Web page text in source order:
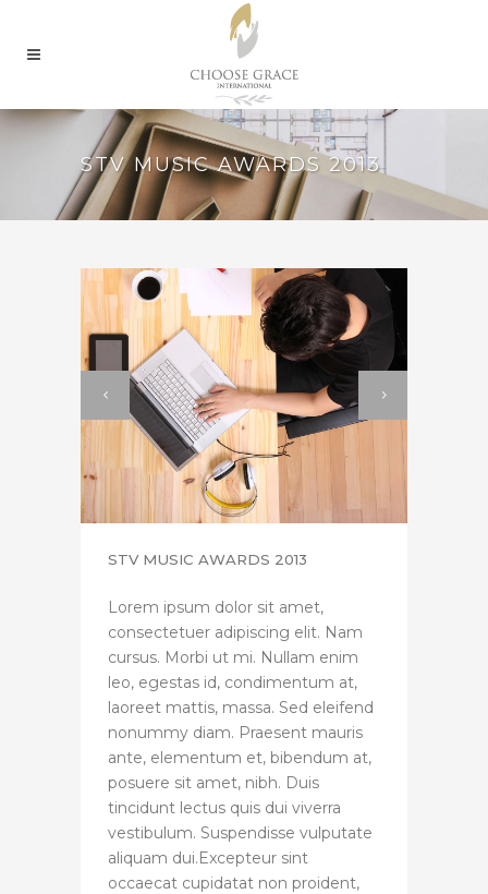
STV MUSIC AWARDS 2013
STV MUSIC AWARDS 2013
Lorem ipsum dolor sit amet,
consectetuer adipiscing elit. Nam
cursus. Morbi ut mi. Nullam enim
leo, egestas id, condimentum at,
laoreet mattis, massa. Sed eleifend
nonummy diam. Praesent mauris
ante, elementum et, bibendum at,
posuere sit amet, nibh. Duis
tincidunt lectus quis dui viverra
vestibulum. Suspendisse vulputate
aliquam dui.Excepteur sint
occaecat cupidatat non proident,